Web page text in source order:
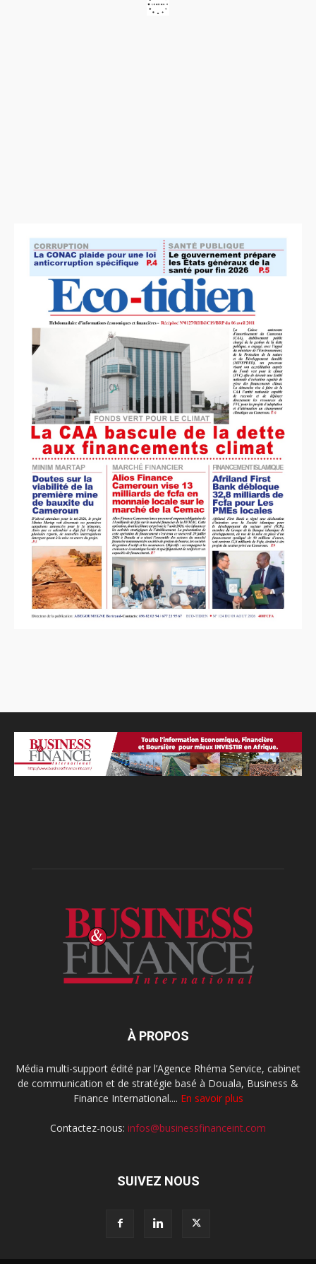
À PROPOS
Média multi-support édité par l’Agence Rhéma Service, cabinet
de communication et de stratégie basé à Douala, Business &
Finance International.... En savoir plus
Contactez-nous: infos@businessfinanceint.com
SUIVEZ NOUS